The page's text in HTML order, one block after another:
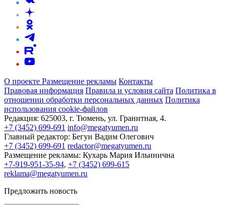
О проекте Размещение рекламы Контакты
Правовая информация Правила и условия сайта Политика в
отношении обработки персональных данных Политика
использования cookie-файлов
Редакция: 625003, г. Тюмень, ул. Гранитная, 4.
+7 (3452) 699-691 info@megatyumen.ru
Главный редактор: Бегун Вадим Олегович
+7 (3452) 699-691 redactor@megatyumen.ru
Размещение рекламы: Кухарь Мария Ильинична
+7-919-951-35-94, +7 (3452) 699-615
reklama@megatyumen.ru
Предложить новость